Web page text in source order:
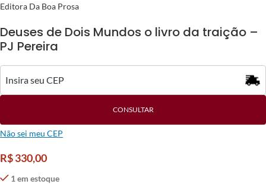
Editora Da Boa Prosa
Deuses de Dois Mundos o livro da traição –
PJ Pereira
CONSULTAR
Não sei meu CEP
R$330,00
1 em estoque